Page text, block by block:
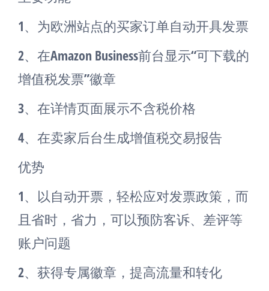
1、为欧洲站点的买家订单自动开具发票
2、在Amazon Business前台显示“可下载的
增值税发票”徽章
3、在详情页面展示不含税价格
4、在卖家后台生成增值税交易报告
优势
1、以自动开票，轻松应对发票政策，而
且省时，省力，可以预防客诉、差评等
账户问题
2、获得专属徽章，提高流量和转化